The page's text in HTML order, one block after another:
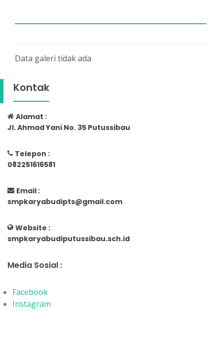
Data galeri tidak ada
Kontak
Alamat :
Jl. Ahmad Yani No. 35 Putussibau
Telepon :
082251616581
Email :
smpkaryabudipts@gmail.com
Website :
smpkaryabudiputussibau.sch.id
Media Sosial :
Facebook
Instagram